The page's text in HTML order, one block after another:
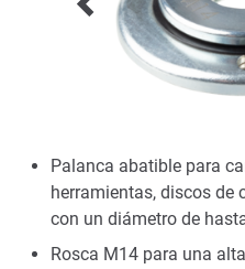
Palanca abatible para
herramientas, discos de
con un diámetro de
Rosca M14 para una